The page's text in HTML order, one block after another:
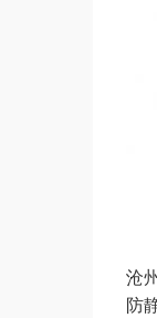
沧
防